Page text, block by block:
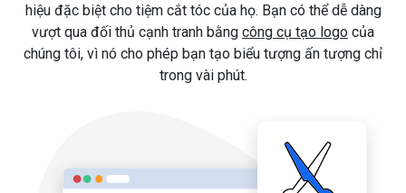
hiệu đặc biệt cho tiệm cắt tóc của họ. Bạn có thể dễ dàng
vượt qua đối thủ cạnh tranh bằng công cụ tạo logo của
chúng tôi, vì nó cho phép bạn tạo biểu tượng ấn tượng chỉ
trong vài phút.